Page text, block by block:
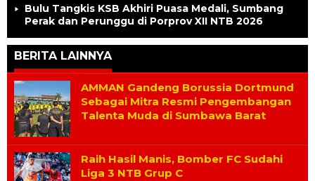
Bulu Tangkis KSB Akhiri Puasa Medali, Sumbang
Perak dan Perunggu di Porprov XII NTB 2026
BERITA LAINNYA
Copa
AMMAN Gandeng Borussia Dortmund
Sebagai Mitra Resmi Pengembangan
Talenta Muda di Sumbawa Barat
Raih Hasil Manis, Bomber FC Sudahi
Liga 3 NTB Grup C